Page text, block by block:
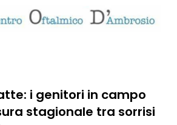
i genitori in campo
stagionale tra sorrisi